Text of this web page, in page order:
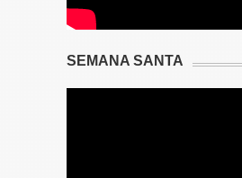
SEMANA SANTA